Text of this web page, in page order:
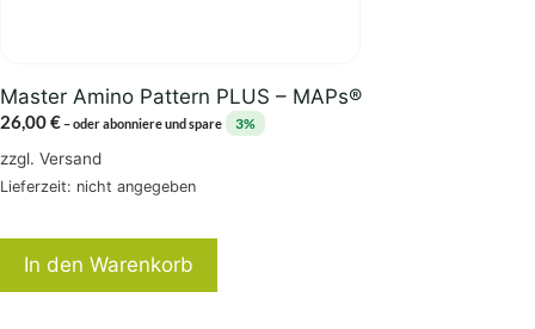
Master Amino Pattern PLUS – MAPs®
26,00€ –oder abonniere und spare 3%
zzgl. Versand
Lieferzeit: nicht angegeben
In den Warenkorb